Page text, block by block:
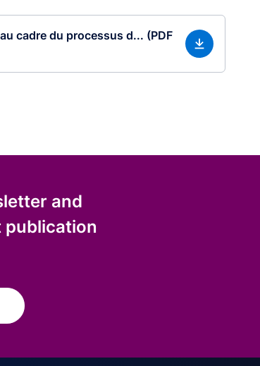
cadre du processus d... (PDF
and
publication